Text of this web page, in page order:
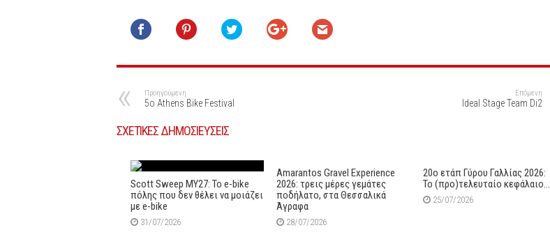
Προηγούμενη
5o Athens Bike Festival
Επόμενη
Ideal Stage Team Di2
ΣΧΕΤΙΚΕΣ ΔΗΜΟΣΙΕΥΣΕΙΣ
Scott Sweep MY27: Το e-bike
πόλης που δεν θέλει να μοιάζει
με e-bike
31/07/2026
Amarantos Gravel Experience
2026: τρεις μέρες γεμάτες
ποδήλατο, στα Θεσσαλικά
Άγραφα
28/07/2026
20ο ετάπ Γύρου Γαλλίας 2026:
Το (προ)τελευταίο κεφάλαιο…
25/07/2026